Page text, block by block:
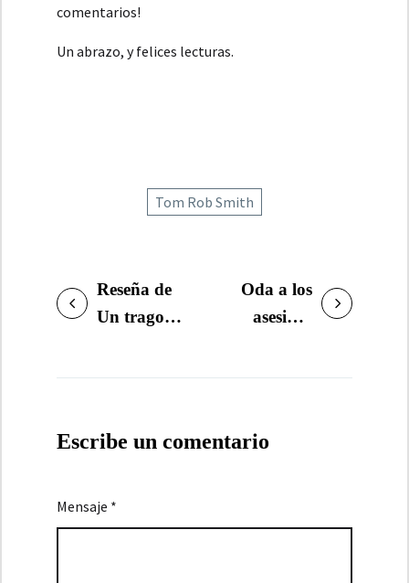
comentarios!
Un abrazo, y felices lecturas.
Tom Rob Smith
NAVEGACIÓN
DE
Reseña de
Un trago
Oda a los
asesinos
Escribe un comentario
Mensaje *